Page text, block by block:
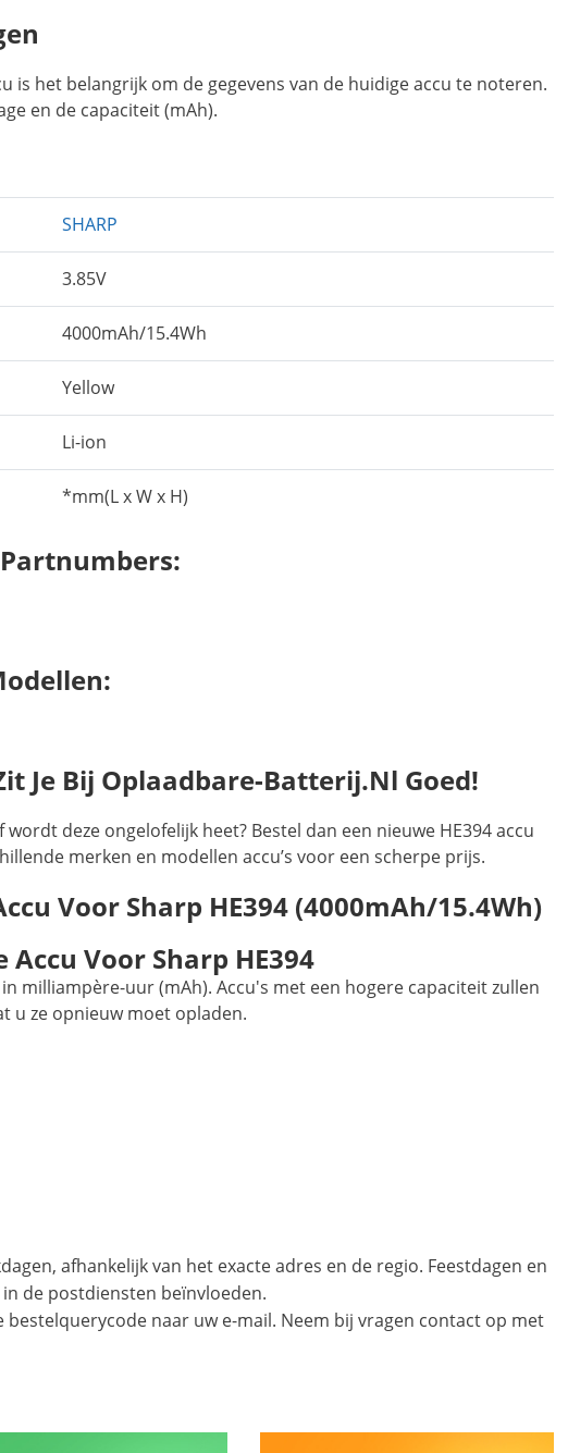
is het belangrijk om de gegevens van de huidige accu te noteren.
en de capaciteit (mAh).
SHARP
3.85V
4000mAh/15.4Wh
Yellow
Li-ion
*mm(L x W x H)
Je Bij Oplaadbare-Batterij.nl Goed!
deze ongelofelijk heet? Bestel dan een nieuwe HE394 accu
merken en modellen accu’s voor een scherpe prijs.
Voor Sharp HE394 (4000mAh/15.4Wh)
Voor Sharp HE394
milliampère-uur (mAh). Accu's met een hogere capaciteit zullen
u ze opnieuw moet opladen.
afhankelijk van het exacte adres en de regio. Feestdagen en
de postdiensten beïnvloeden.
naar uw e-mail. Neem bij vragen contact op met